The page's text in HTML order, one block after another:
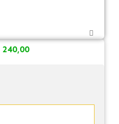
240,00